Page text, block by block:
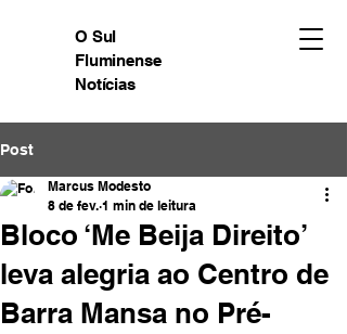
O Sul
Fluminense
Notícias
Post
Bloco ‘Me Beija Direito’
leva alegria ao Centro de
Barra Mansa no Pré-
Marcus Modesto
8 de fev. 1 min de leitura